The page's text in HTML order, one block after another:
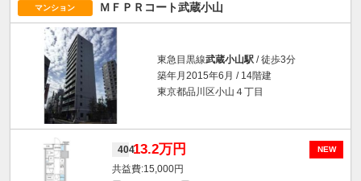
マンション ＭＦＰＲコート武蔵小山
東急目黒線武蔵小山駅 / 徒歩3分
築年月2015年6月 / 14階建
東京都品川区小山４丁目
NEW
40413.2万円
15,000円